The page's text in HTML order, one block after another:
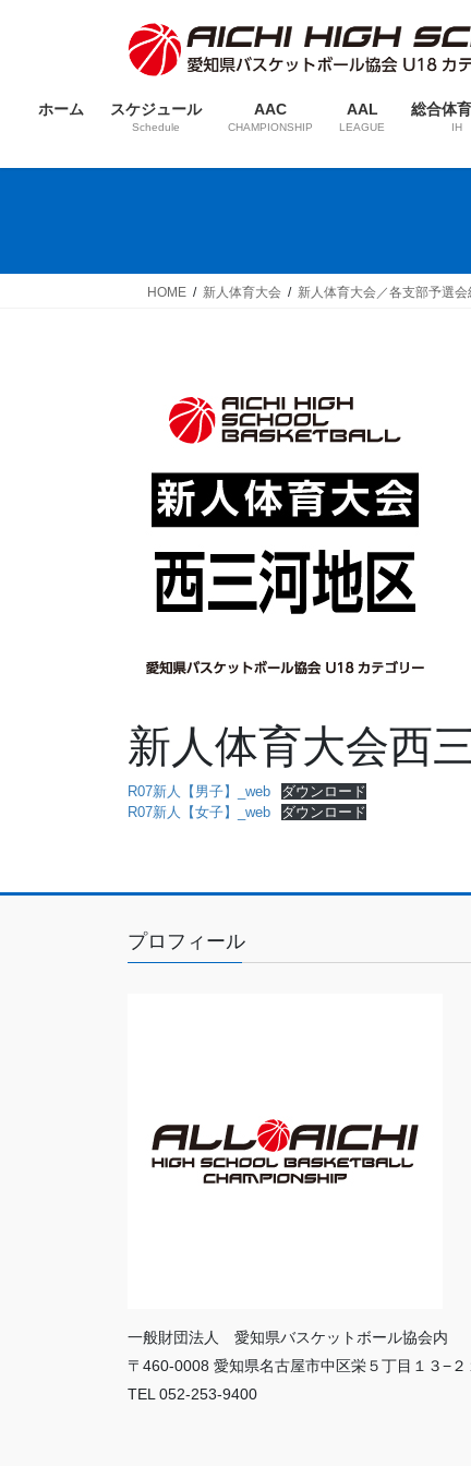
ス
ン
ホーム スケジュール
Schedule
AAC
CHAMPIONSHIP
AAL
LEAGUE
総合体
IH
HOME 新人体育大会 新人体育大会／各支部予選会
新人体育大会西
R07新人【男子】_web
ダウンロード
R07新人【女子】_web
ダウンロード
プロフィール
一般財団法人 愛知県バスケットボール協会内
〒460-0008 愛知県名古屋市中区栄５丁目１３−２
TEL 052-253-9400